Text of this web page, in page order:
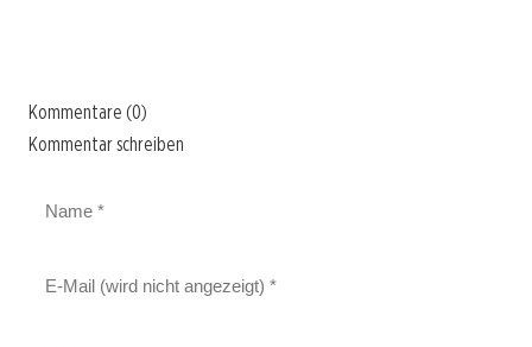
Kommentare (0)
Kommentar schreiben